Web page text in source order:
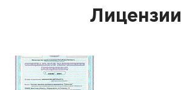
Лицензии